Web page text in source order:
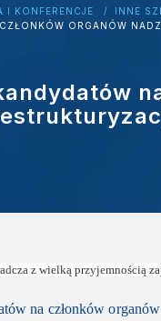
I KONFERENCJE
INNE
ORGANÓW
z wielką przyjemnością
na członków